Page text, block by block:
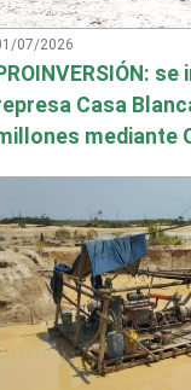
07/2026
Casa
mediante